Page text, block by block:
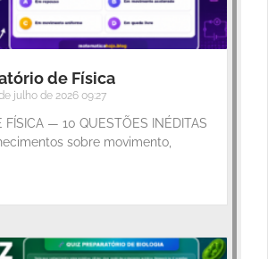
de Física
julho de 2026 09:27
FÍSICA — 10 QUESTÕES INÉDITAS
sobre movimento,